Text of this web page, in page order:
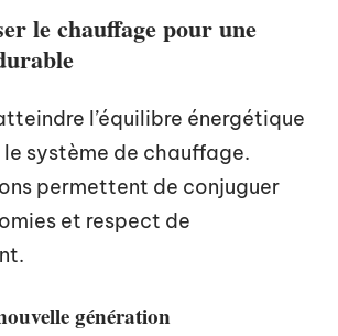
le chauffage pour une
l’équilibre énergétique
le système de chauffage.
permettent de conjuguer
et respect de
génération